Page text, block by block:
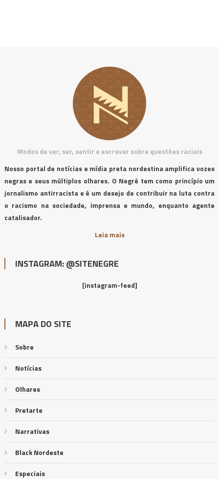
Modos de ver, ser, sentir e escrever sobre questões raciais
Nosso portal de notícias e mídia preta nordestina amplifica vozes
negras e seus múltiplos olhares. O Negrê tem como princípio um
jornalismo antirracista e é um desejo de contribuir na luta contra
o racismo na sociedade, imprensa e mundo, enquanto agente
catalisador.
Leia mais
INSTAGRAM: @SITENEGRE
[instagram-feed]
MAPA DO SITE
Sobre
Notícias
Olhares
Pretarte
Narrativas
Black Nordeste
Especiais